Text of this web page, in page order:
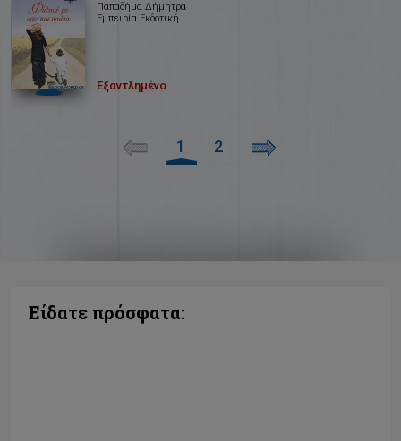
Παπαδήμα Δήμητρα
Εμπειρία Εκδοτική
Εξαντλημένο
1 2
Είδατε πρόσφατα: